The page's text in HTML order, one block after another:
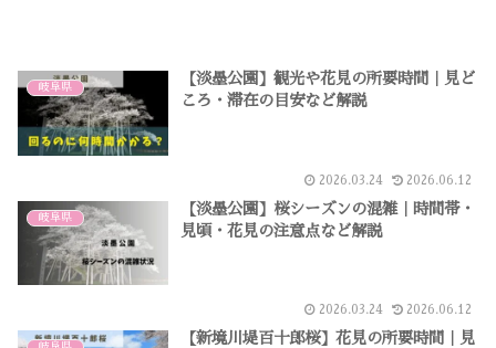
岐阜県
【淡墨公園】観光や花見の所要時間｜見ど
ころ・滞在の目安など解説
2026.03.24 2026.06.12
岐阜県
【淡墨公園】桜シーズンの混雑｜時間帯・
見頃・花見の注意点など解説
2026.03.24 2026.06.12
【新境川堤百十郎桜】花見の所要時間｜見